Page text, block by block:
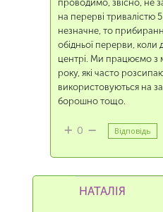
проводимо, звісно, не
на перерві тривалістю
незначне, то
обідньої перерви, коли
центрі. Ми працюємо з
року, які часто
використовуються на
борошно тощо.
0 Відповідь
НАТАЛІЯ